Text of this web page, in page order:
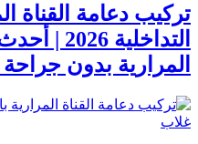
تركيب دعامة القناة
المرارية بدون